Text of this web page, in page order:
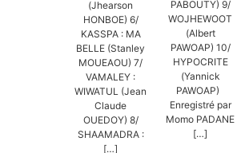
(Jhearson
HONBOE) 6/
KASSPA : MA
BELLE (Stanley
MOUEAOU) 7/
VAMALEY :
WIWATUL (Jean
Claude
OUEDOY) 8/
SHAAMADRA :
[…]
PABOUTY) 9/
WOJHEWOOT
(Albert
PAWOAP) 10/
HYPOCRITE
(Yannick
PAWOAP)
Enregistré par
Momo PADANE
[…]